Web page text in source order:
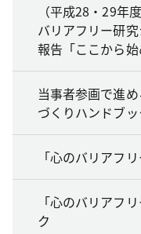
（平成28・29年
バリアフリー研
報告「ここから
当事者参画で進
づくりハンドブッ
「心のバリアフ
「心のバリアフ
ク